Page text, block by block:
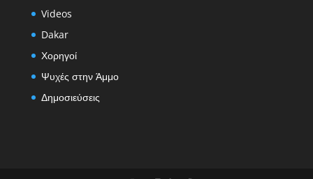
Videos
Dakar
Χορηγοί
Ψυχές στην Άμμο
Δημοσιεύσεις